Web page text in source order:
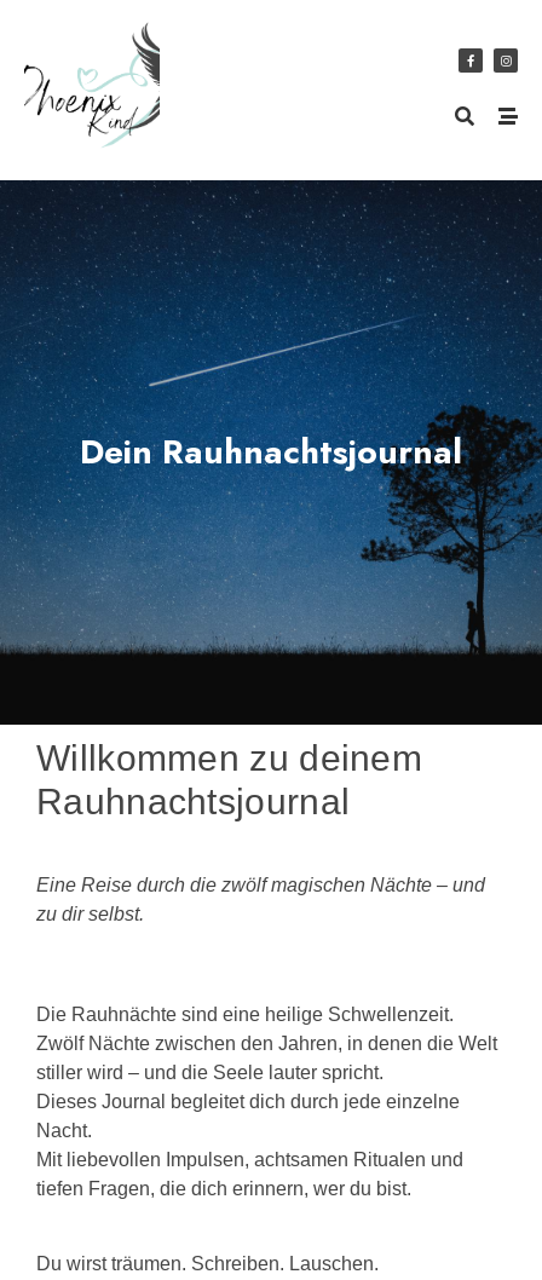
Dein Rauhnachtsjournal
Willkommen zu deinem
Rauhnachtsjournal
Eine Reise durch die zwölf magischen Nächte – und
zu dir selbst.
Die Rauhnächte sind eine heilige Schwellenzeit.
Zwölf Nächte zwischen den Jahren, in denen die Welt
stiller wird – und die Seele lauter spricht.
Dieses Journal begleitet dich durch jede einzelne
Nacht.
Mit liebevollen Impulsen, achtsamen Ritualen und
tiefen Fragen, die dich erinnern, wer du bist.
Du wirst träumen. Schreiben. Lauschen.